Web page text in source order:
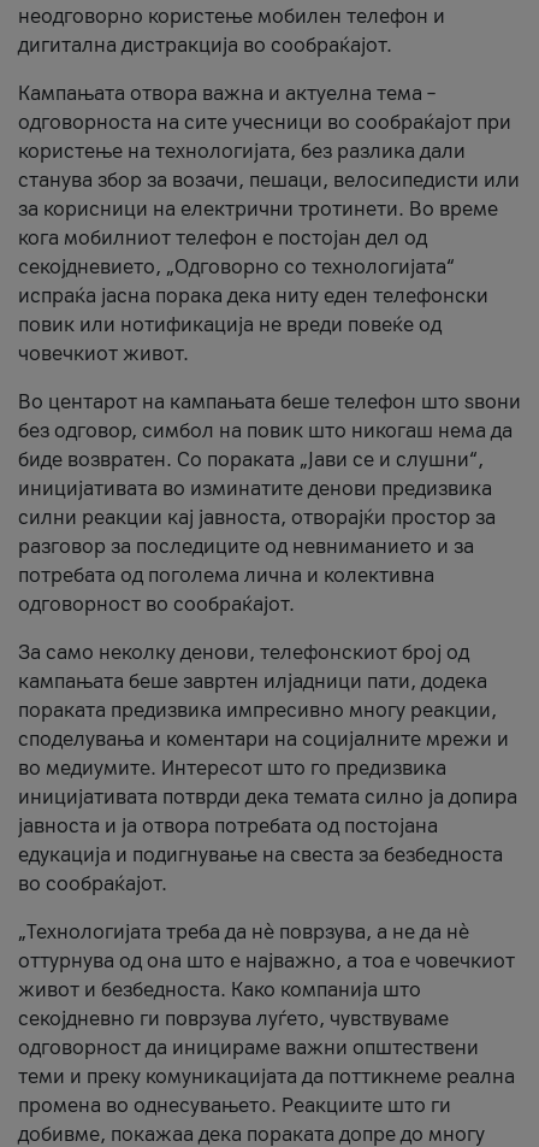
неодговорно користење мобилен телефон и
дигитална дистракција во сообраќајот.
Кампањата отвора важна и актуелна тема –
одговорноста на сите учесници во сообраќајот при
користење на технологијата, без разлика дали
станува збор за возачи, пешаци, велосипедисти или
за корисници на електрични тротинети. Во време
кога мобилниот телефон е постојан дел од
секојдневието, „Одговорно со технологијата“
испраќа јасна порака дека ниту еден телефонски
повик или нотификација не вреди повеќе од
човечкиот живот.
Во центарот на кампањата беше телефон што ѕвони
без одговор, симбол на повик што никогаш нема да
биде возвратен. Со пораката „Јави се и слушни“,
иницијативата во изминатите денови предизвика
силни реакции кај јавноста, отворајќи простор за
разговор за последиците од невниманието и за
потребата од поголема лична и колективна
одговорност во сообраќајот.
За само неколку денови, телефонскиот број од
кампањата беше завртен илјадници пати, додека
пораката предизвика импресивно многу реакции,
споделувања и коментари на социјалните мрежи и
во медиумите. Интересот што го предизвика
иницијативата потврди дека темата силно ја допира
јавноста и ја отвора потребата од постојана
едукација и подигнување на свеста за безбедноста
во сообраќајот.
„Технологијата треба да нè поврзува, а не да нè
оттурнува од она што е најважно, а тоа е човечкиот
живот и безбедноста. Како компанија што
секојдневно ги поврзува луѓето, чувствуваме
одговорност да иницираме важни општествени
теми и преку комуникацијата да поттикнеме реална
промена во однесувањето. Реакциите што ги
добивме, покажаа дека пораката допре до многу